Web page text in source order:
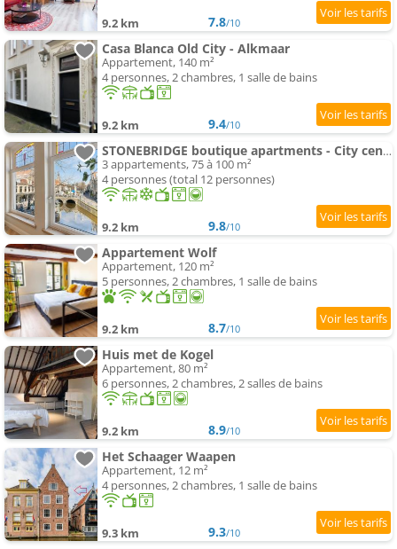
9.2 km 7.8/10
Casa Blanca Old City - Alkmaar
Appartement, 140 m²
4 personnes, 2 chambres, 1 salle de bains
9.2 km 9.4/10
STONEBRIDGE boutique apartments - City centre
3 appartements, 75 à 100 m²
4 personnes (total 12 personnes)
9.2 km 9.8/10
Appartement Wolf
Appartement, 120 m²
5 personnes, 2 chambres, 1 salle de bains
9.2 km 8.7/10
Huis met de Kogel
Appartement, 80 m²
6 personnes, 2 chambres, 2 salles de bains
9.2 km 8.9/10
Het Schaager Waapen
Appartement, 12 m²
4 personnes, 2 chambres, 1 salle de bains
9.3 km 9.3/10